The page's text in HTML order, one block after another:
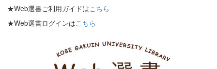
★Web選書ご利用ガイドはこちら
★Web選書ログインはこちら